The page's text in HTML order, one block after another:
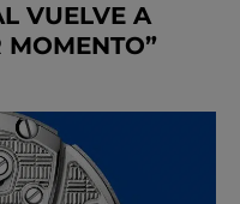
VUELVE A
MOMENTO”